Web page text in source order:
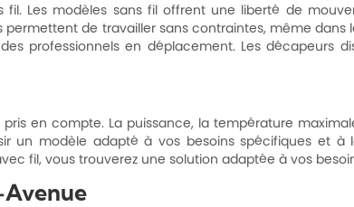
fil. Les modèles sans fil offrent une liberté de
de travailler sans contraintes, même dans
professionnels en déplacement. Les décapeurs
en compte. La puissance, la température
un modèle adapté à vos besoins spécifiques et
fil, vous trouverez une solution adaptée à vos